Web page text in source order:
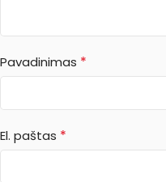
Pavadinimas *
El. paštas *